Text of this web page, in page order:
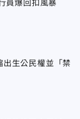
員爆回扣風暴
出生公民權並「禁